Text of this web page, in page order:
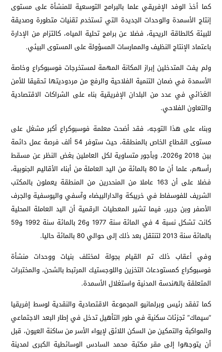
كما أخذ الوفد الإفريقي علما بالبرامج التوسعية للمنشأة على مستوى
إنتاج الأسمدة والوحدات الجديدة التي تستخدم تقنيات متطورة وصديقة
للبيئة كالطاقة الريحية، فضلا عن برامج تحلية المياه، كالتزام من الإدارة
باعتماد الإنتاج النظيف والممارسات المسؤولة على المستوى البيئي.
ولم يفت المتدخلين إبراز المكانة المهمة لمستخرجات فوسبوكراع وخاصة
الأسمدة في ضمان التنمية الفلاحية والرفع من مردوديتها تحقيقا للأمن
الغذائي في عدد من البلدان الإفريقية بناء على الشراكات الاقتصادية
والتعاون الفلاحي.
وبناء على هذا التوجه، فقد أضحت معلمة فوسبوكراع أكبر مشغل على
مستوى القطاع الخاص بالمنطقة، حيث ستوفر 54 ألف فرصة عمل دائمة
بين 2018 و2026، وبأجور متساوية لكل العاملين بغض النظر عن مسقط
رأسهم، علما أن ما 80 بالمائة من اليد العاملة من أبناء الأقاليم الجنوبية،
فضلا على أن 163 عاملا من المنحدرين من المنطقة يعملون بالمكتب
الشريف للفوسفاط في خريبكة والدارالبيضاء وآسفي واليوسفية والجرف
الأصفر وبن جرير، فيما تشير المعطيات الرقمية أن اليد العاملة المحلية
كانت تشكل نسبة 4 في المائة سنة 1977 و26 بالمائة سنة 1992 و59
بالمائة سنة 2013 لتنتقل بعد ذلك إلى حوالي 80 بالمائة حاليا.
وفي أعقاب ذلك تم القيام بجولة لمختلف بنيات ووحدات منشأة
فوسبوكراع كمستودعات التخزين واللوجستيك المرتبط بالشحن، والمختبرات
المتعلقة بالهندسة المدنية واستغلال الأسمدة.
كما تفقد رئيس وبرلمانيو المجموعة الاقتصادية والنقدية لوسط إفريقيا
“سيماك” تجزئات سكنية في طور التأهيل تدخل في إطار البعد الاجتماعي
والمواكبة والتمكين من السكن اللائق لإيواء الأسر من ساكنة العيون، قبل
أن يتوجهوا إلى مقر مكتبة محمد السادس الوسائطية الكبرى لمدينة